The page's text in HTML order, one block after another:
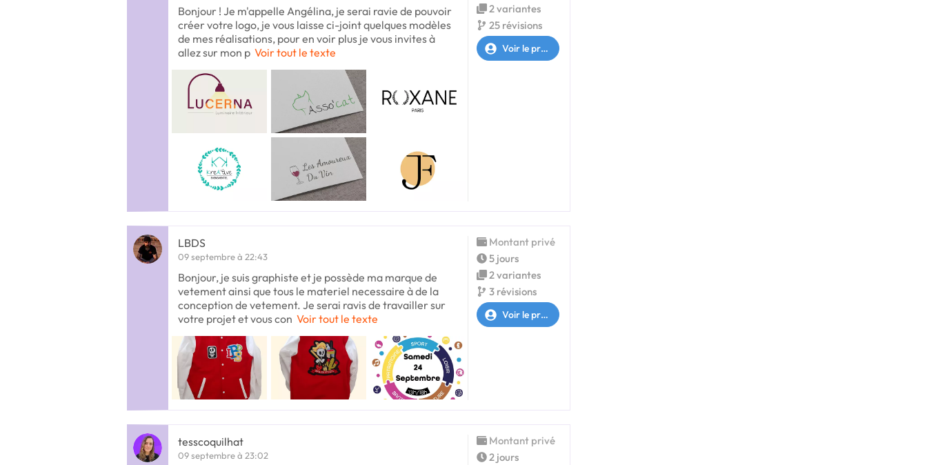
Bonjour ! Je m'appelle Angélina, je serai ravie de pouvoir
créer votre logo, je vous laisse ci-joint quelques modèles
de mes réalisations, pour en voir plus je vous invites à
allez sur mon p Voir tout le texte
2 variantes
25 révisions
Voir le profil
LBDS
09 septembre à 22:43
Bonjour, je suis graphiste et je possède ma marque de
vetement ainsi que tous le materiel necessaire à de la
conception de vetement. Je serai ravis de travailler sur
votre projet et vous con Voir tout le texte
Montant privé
5 jours
2 variantes
3 révisions
Voir le profil
tesscoquilhat
09 septembre à 23:02
Montant privé
2 jours